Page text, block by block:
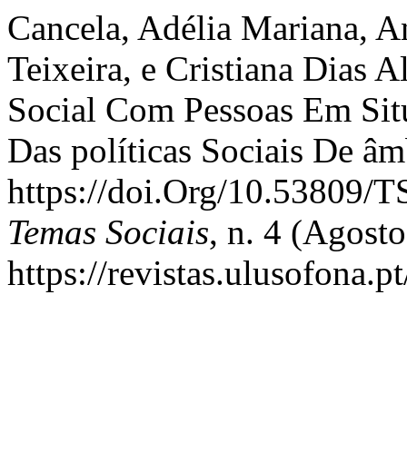
Cancela, Adélia Mariana,
Teixeira, e Cristiana Dias
Social Com Pessoas Em
Das políticas Sociais De
https://doi.Org/10.53809/
Temas Sociais, n. 4
https://